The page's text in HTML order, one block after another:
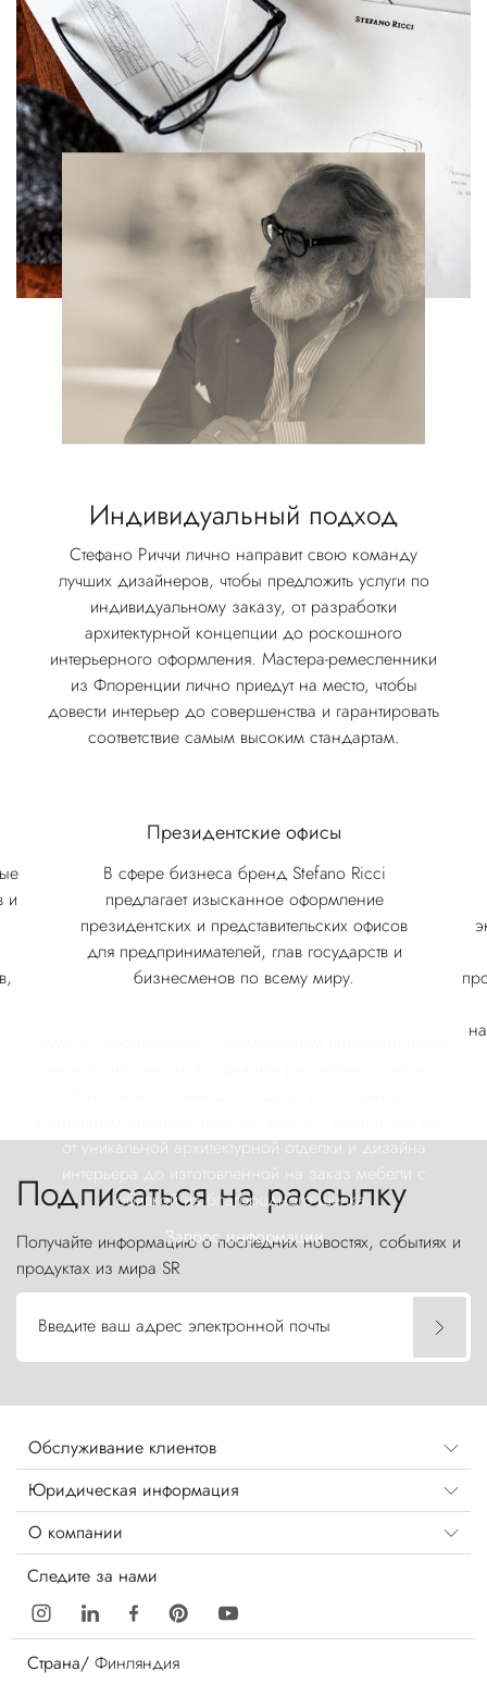
Индивидуальный подход
Стефано Риччи лично направит свою команду
лучших дизайнеров, чтобы предложить услуги по
индивидуальному заказу, от разработки
архитектурной концепции до роскошного
интерьерного оформления. Мастера-ремесленники
из Флоренции лично приедут на место, чтобы
довести интерьер до совершенства и гарантировать
соответствие самым высоким стандартам.
и
Президентские офисы
В сфере бизнеса бренд Stefano Ricci
предлагает изысканное оформление
президентских и представительских офисов
для предпринимателей, глав государств и
бизнесменов по всему миру.
от уникальной архитектурной отделки и дизайна
интерьера до изготовленной на заказ мебели с
обивкой из благородного шелка.
Запрос информации
Подписаться на рассылку
Получайте информацию о последних новостях, событиях и
продуктах из мира SR
Введите ваш адрес электронной почты
Обслуживание клиентов
Юридическая информация
О компании
Следите за нами
Страна/ Финляндия